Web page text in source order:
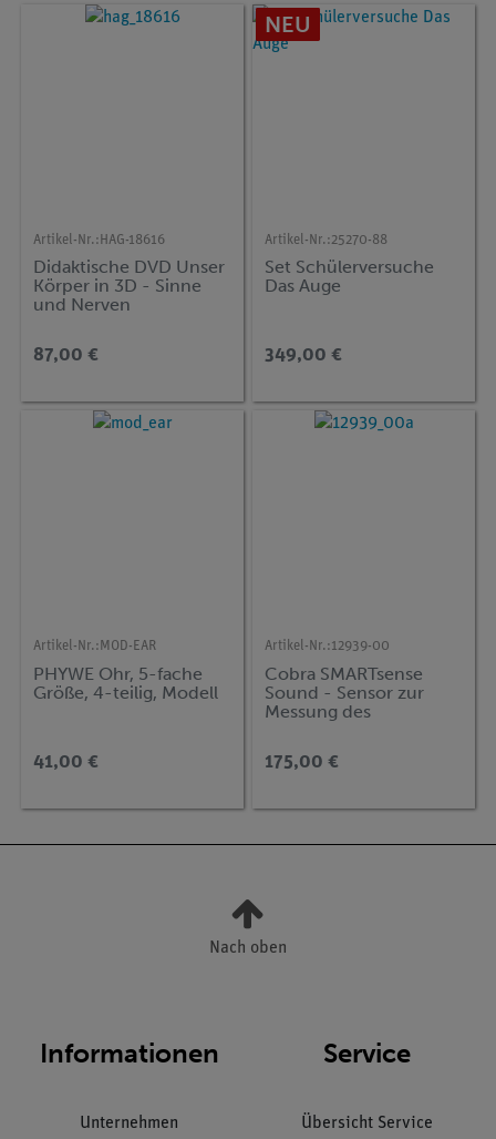
Artikel-Nr.: HAG-18616
Didaktische DVD Unser
Körper in 3D - Sinne
und Nerven
87,00 €
NEU
Artikel-Nr.:25270-88
Set Schülerversuche
Das Auge
349,00 €
Artikel-Nr.: MOD-EAR
PHYWE Ohr, 5-fache
Größe, 4-teilig, Modell
41,00 €
Artikel-Nr.:12939-00
Cobra SMARTsense
Sound - Sensor zur
Messung des
... 110 dBA / 100 …
USB)
175,00 €
Nach oben
Informationen
Unternehmen
Service
Übersicht Service